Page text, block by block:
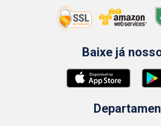
Baixe já